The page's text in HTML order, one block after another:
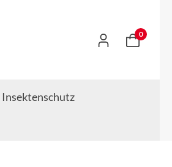
0
Insektenschutz